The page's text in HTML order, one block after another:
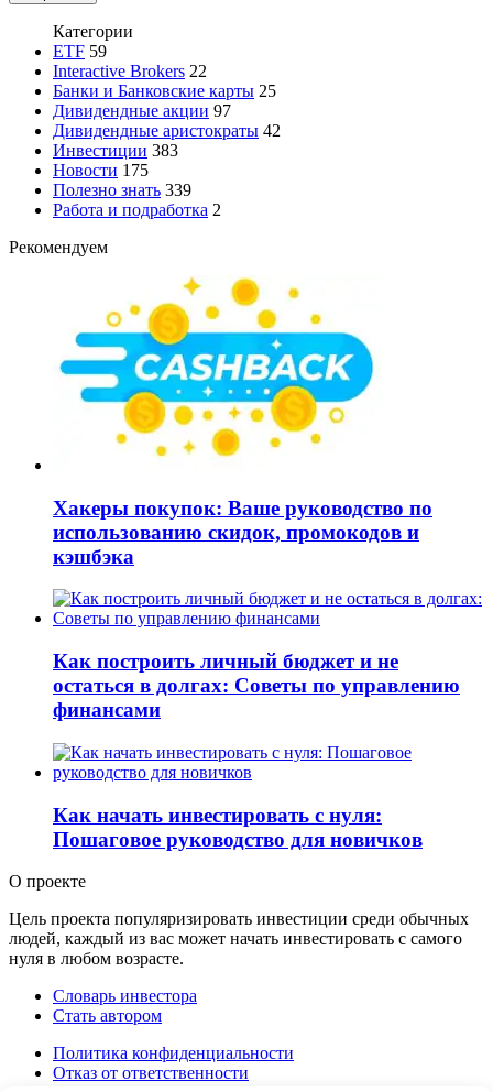
Категории
ETF 59
Interactive Brokers 22
Банки и Банковские карты 25
Дивидендные акции 97
Дивидендные аристократы 42
Инвестиции 383
Новости 175
Полезно знать 339
Работа и подработка 2
Рекомендуем
Хакеры покупок: Ваше руководство по
использованию скидок, промокодов и
кэшбэка
Как построить личный бюджет и не
остаться в долгах: Советы по управлению
финансами
Как начать инвестировать с нуля:
Пошаговое руководство для новичков
О проекте
Цель проекта популяризировать инвестиции среди обычных
людей, каждый из вас может начать инвестировать с самого
нуля в любом возрасте.
Словарь инвестора
Стать автором
Политика конфиденциальности
Отказ от ответственности